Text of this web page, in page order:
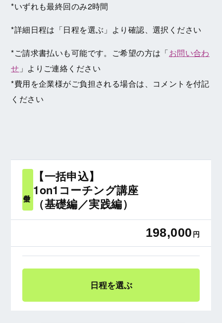
*いずれも最終回のみ2時間
*詳細日程は「日程を選ぶ」より確認、選択ください
*ご請求書払いも可能です。ご希望の方は「お問い合わ
せ 」よりご連絡ください
*費用を企業様がご負担される場合は、コメントを付記
ください
【一括申込】
1on1コーチング講座
（基礎編／実践編）
198,000 円
日程を選ぶ